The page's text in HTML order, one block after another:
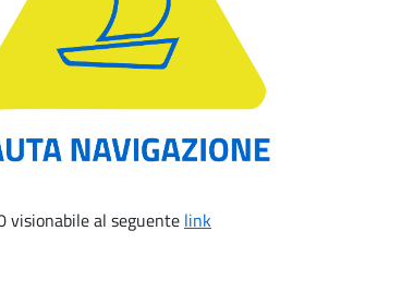
visionabile al seguente link